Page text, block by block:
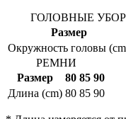
ГОЛОВНЫЕ
Размер
Окружность головы
РЕМНИ
Размер
80 85 90
Длина (cm) 80 85 90